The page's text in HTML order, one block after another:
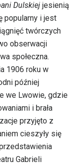
Dulskiej jesienią
popularny i jest
twórczych
obserwacji
społeczna.
1906 roku w
później
we Lwowie, gdzie
i brała
przyjęto z
cieszyły się
Gabrieli